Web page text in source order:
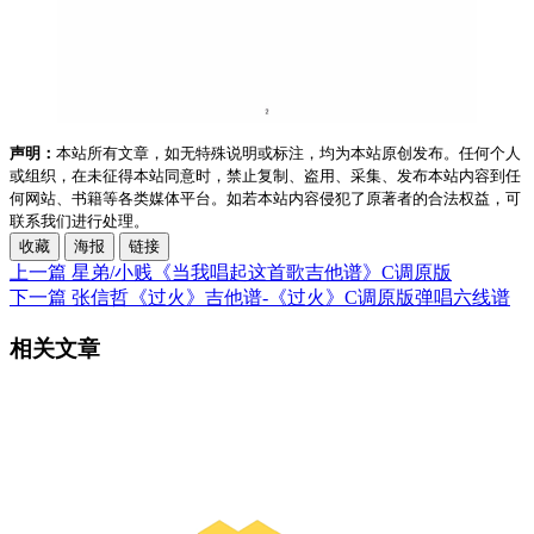
声明： 本站所有文章，如无特殊说明或标注，均为本站原创发布。任何个人
或组织，在未征得本站同意时，禁止复制、盗用、采集、发布本站内容到任
何网站、书籍等各类媒体平台。如若本站内容侵犯了原著者的合法权益，可
联系我们进行处理。
收藏
海报 链接
上一篇 星弟/小贱《当我唱起这首歌吉他谱》C调原版
下一篇 张信哲《过火》吉他谱-《过火》C调原版弹唱六线谱
相关文章